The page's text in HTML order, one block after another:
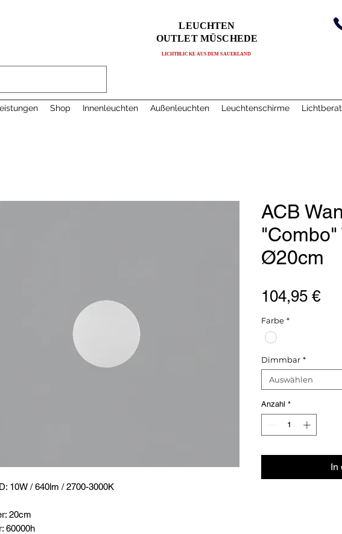
LEUCHTEN
OUTLET MÜSCHEDE
LICHTBLICKE AUS DEM SAUERLAND
Shop Innenleuchten Außenleuchten Leuchtenschirme
10W / 640lm / 2700-3000K
20cm
60000h
ACB
Ø20cm
104,95 €
Farbe *
Dimmbar *
Auswählen
Anzahl *
In